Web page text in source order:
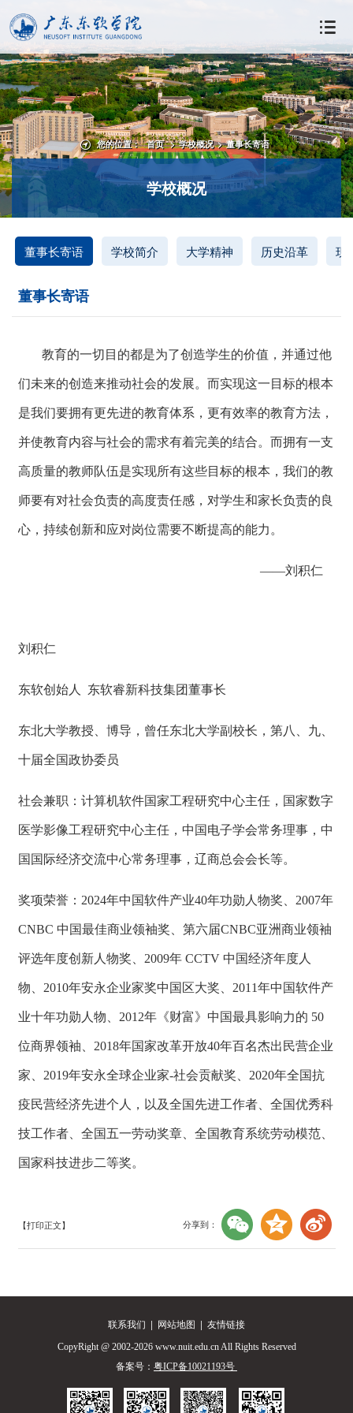
您的位置： 首页 > 学校概况 > 董事长寄语
学校概况
董事长寄语 学校简介 大学精神 历史沿革 现
董事长寄语
教育的一切目的都是为了创造学生的价值，并通过他
们未来的创造来推动社会的发展。而实现这一目标的根本
是我们要拥有更先进的教育体系，更有效率的教育方法，
并使教育内容与社会的需求有着完美的结合。而拥有一支
高质量的教师队伍是实现所有这些目标的根本，我们的教
师要有对社会负责的高度责任感，对学生和家长负责的良
心，持续创新和应对岗位需要不断提高的能力。
——刘积仁
刘积仁
东软创始人 东软睿新科技集团董事长
东北大学教授、博导，曾任东北大学副校长，第八、九、
十届全国政协委员
社会兼职：计算机软件国家工程研究中心主任，国家数字
医学影像工程研究中心主任，中国电子学会常务理事，中
国国际经济交流中心常务理事，辽商总会会长等。
奖项荣誉：2024年中国软件产业40年功勋人物奖、2007年
CNBC 中国最佳商业领袖奖、第六届CNBC亚洲商业领袖
评选年度创新人物奖、2009年 CCTV 中国经济年度人
物、2010年安永企业家奖中国区大奖、2011年中国软件产
业十年功勋人物、2012年《财富》中国最具影响力的 50
位商界领袖、2018年国家改革开放40年百名杰出民营企业
家、2019年安永全球企业家-社会贡献奖、2020年全国抗
疫民营经济先进个人，以及全国先进工作者、全国优秀科
技工作者、全国五一劳动奖章、全国教育系统劳动模范、
国家科技进步二等奖。
【打印正文】 分享到：
联系我们 | 网站地图 | 友情链接
CopyRight @ 2002-2026 www.nuit.edu.cn All Rights Reserved
备案号： 粤ICP备10021193号